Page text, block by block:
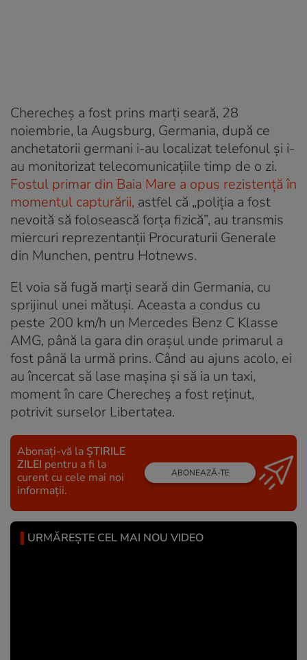
Cherecheş a fost prins marți seară, 28
noiembrie, la Augsburg, Germania, după ce
anchetatorii germani i-au localizat telefonul și i-
au monitorizat telecomunicațiile timp de o zi.
Fostul primar din Baia Mare a opus rezistență în
momentul capturării, astfel că „poliția a fost
nevoită să folosească forța fizică”, au transmis
miercuri reprezentanții Procuraturii Generale
din Munchen, pentru Hotnews.
El voia să fugă marți seară din Germania, cu
sprijinul unei mătuși. Aceasta a condus cu
peste 200 km/h un Mercedes Benz C Klasse
AMG, până la gara din orașul unde primarul a
fost până la urmă prins. Când au ajuns acolo, ei
au încercat să lase mașina și să ia un taxi,
moment în care Cherecheș a fost reținut,
potrivit surselor Libertatea.
Abonați-vă la ȘTIRILE
ZILEI pentru a fi la
curent cu cele mai noi
informații.
ABONEAZĂ-TE
URMĂREȘTE CEL MAI NOU VIDEO